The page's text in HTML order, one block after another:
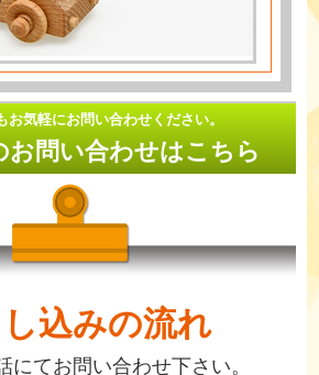
お気軽にお問い合わせください。
お問い合わせはこちら
込みの流れ
にてお問い合わせ下さい。